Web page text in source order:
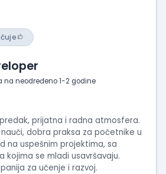
na neodređeno 1-2 godine
prijatna i radna atmosfera.
dobra praksa za početnike u
na uspešnim projektima, sa
kojima se mladi usavršavaju.
za učenje i razvoj.